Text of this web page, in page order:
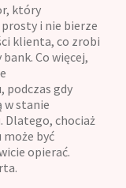
który
i nie bierze
klienta, co zrobi
Co więcej,
podczas gdy
w stanie
Dlatego, chociaż
być
opierać.